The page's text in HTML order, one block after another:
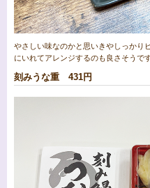
やさしい味なのかと思いきやしっかり
にいれてアレンジするのも良さそうで
刻みうな重 431円